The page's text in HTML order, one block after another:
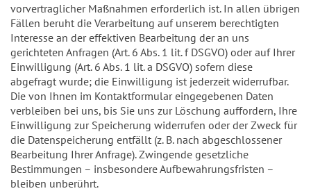
vorvertraglicher Maßnahmen erforderlich ist. In allen übrigen
Fällen beruht die Verarbeitung auf unserem berechtigten
Interesse an der effektiven Bearbeitung der an uns
gerichteten Anfragen (Art. 6 Abs. 1 lit. f DSGVO) oder auf Ihrer
Einwilligung (Art. 6 Abs. 1 lit. a DSGVO) sofern diese
abgefragt wurde; die Einwilligung ist jederzeit widerrufbar.
Die von Ihnen im Kontaktformular eingegebenen Daten
verbleiben bei uns, bis Sie uns zur Löschung auffordern, Ihre
Einwilligung zur Speicherung widerrufen oder der Zweck für
die Datenspeicherung entfällt (z. B. nach abgeschlossener
Bearbeitung Ihrer Anfrage). Zwingende gesetzliche
Bestimmungen – insbesondere Aufbewahrungsfristen –
bleiben unberührt.